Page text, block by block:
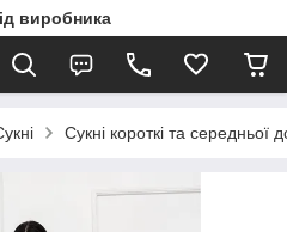
виробника
Сукні короткі та середньої